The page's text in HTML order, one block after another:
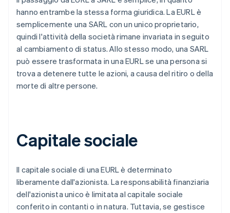
hanno entrambe la stessa forma giuridica. La EURL è
semplicemente una SARL con un unico proprietario,
quindi l'attività della società rimane invariata in seguito
al cambiamento di status. Allo stesso modo, una SARL
può essere trasformata in una EURL se una persona si
trova a detenere tutte le azioni, a causa del ritiro o della
morte di altre persone.
Capitale sociale
Il capitale sociale di una EURL è determinato
liberamente dall'azionista. La responsabilità finanziaria
dell'azionista unico è limitata al capitale sociale
conferito in contanti o in natura. Tuttavia, se gestisce